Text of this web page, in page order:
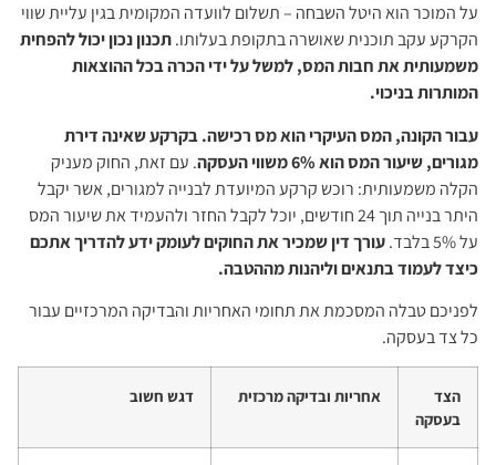
על המוכר הוא היטל השבחה – תשלום לוועדה המקומית בגין עליית שווי
הקרקע עקב תוכנית שאושרה בתקופת בעלותו.תכנון נכון יכול להפחית
משמעותית את חבות המס, למשל על ידי הכרה בכל ההוצאות
המותרות בניכוי.
עבור הקונה, המס העיקרי הוא מס רכישה. בקרקע שאינה דירת
מגורים, שיעור המס הוא 6% משווי העסקה
. עם זאת, החוק מעניק
הקלה משמעותית: רוכש קרקע המיועדת לבנייה למגורים, אשר יקבל
היתר בנייה תוך 24 חודשים, יוכל לקבל החזר ולהעמיד את שיעור המס
על 5% בלבד.
עורך דין שמכיר את החוקים לעומק ידע להדריך אתכם
כיצד לעמוד בתנאים וליהנות מההטבה.
לפניכם טבלה המסכמת את תחומי האחריות והבדיקה המרכזיים עבור
כל צד בעסקה.
הצד
בעסקה
אחריות ובדיקה מרכזית דגש חשוב